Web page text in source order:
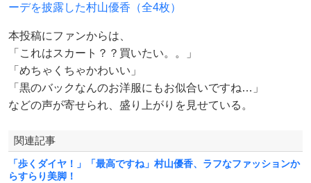
ーデを披露した村山優香（全4枚）
本投稿にファンからは、
「これはスカート？？買いたい。。」
「めちゃくちゃかわいい」
「黒のバックなんのお洋服にもお似合いですね…」
などの声が寄せられ、盛り上がりを見せている。
関連記事
「歩くダイヤ！」「最高ですね」村山優香、ラフなファッションか
らすらり美脚！